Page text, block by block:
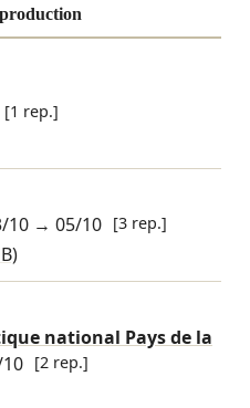
[1 rep.]
10 →05/10 [3 rep.]
national Pays de la
[2 rep.]